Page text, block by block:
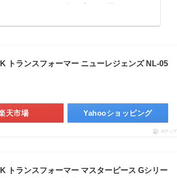
トランスフォーマー ニューレジェンズ NL-05
天市場 Yahooショッピング
ポチップ
トランスフォーマー マスターピース Gシリー